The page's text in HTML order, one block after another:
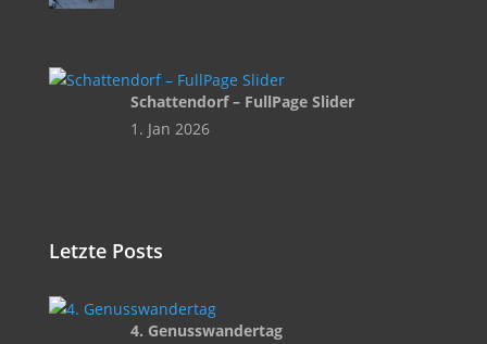
Schattendorf – FullPage Slider
1. Jan 2026
Letzte Posts
4. Genusswandertag